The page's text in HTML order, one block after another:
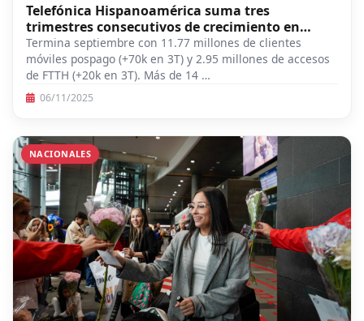
Telefónica Hispanoamérica suma tres
trimestres consecutivos de crecimiento en
pospago y FTTH
Termina septiembre con 11.77 millones de clientes
móviles pospago (+70k en 3T) y 2.95 millones de accesos
de FTTH (+20k en 3T). Más de 14 …
06/11/2025
NACIONALES